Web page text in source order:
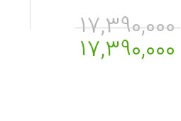
17,390,000
17,390,000